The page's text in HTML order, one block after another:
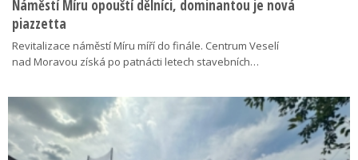
Náměstí Míru opouští dělníci, dominantou je nová
piazzetta
Revitalizace náměstí Míru míří do finále. Centrum Veselí
nad Moravou získá po patnácti letech stavebních…